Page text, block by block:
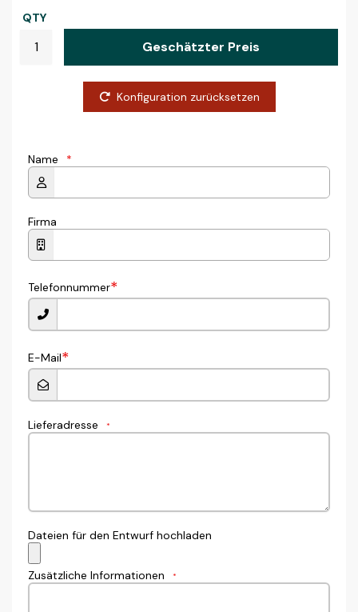
QTY
Geschätzter Preis
Konfiguration zurücksetzen
Name *
Firma
Telefonnummer*
E-Mail*
Lieferadresse *
Dateien für den Entwurf hochladen
Zusätzliche Informationen *